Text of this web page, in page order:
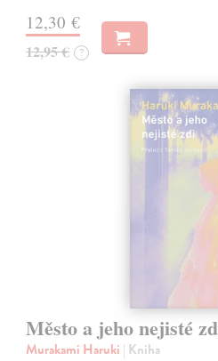
12,30 €
12,95 € ?
Město a jeho nejisté
Murakami Haruki | Kniha